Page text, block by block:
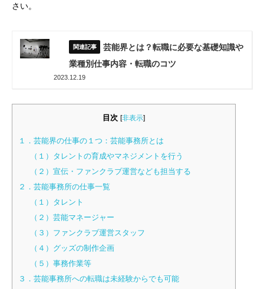
さい。
芸能界とは？転職に必要な基礎知識や
業種別仕事内容・転職のコツ
2023.12.19
目次 [非表示]
１．芸能界の仕事の１つ：芸能事務所とは
（１）タレントの育成やマネジメントを行う
（２）宣伝・ファンクラブ運営なども担当する
２．芸能事務所の仕事一覧
（１）タレント
（２）芸能マネージャー
（３）ファンクラブ運営スタッフ
（４）グッズの制作企画
（５）事務作業等
３．芸能事務所への転職は未経験からでも可能